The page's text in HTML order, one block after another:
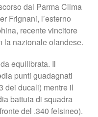
dal Parma Clima
Frignani, l’esterno
recente vincitore
la nazionale olandese.
equilibrata. Il
punti guadagnati
dei ducali) mentre il
battuta di squadra
del .340 felsineo).